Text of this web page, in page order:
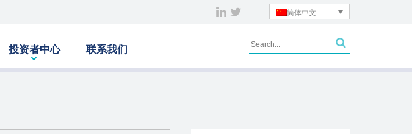
简体中文
投资者中心 联系我们